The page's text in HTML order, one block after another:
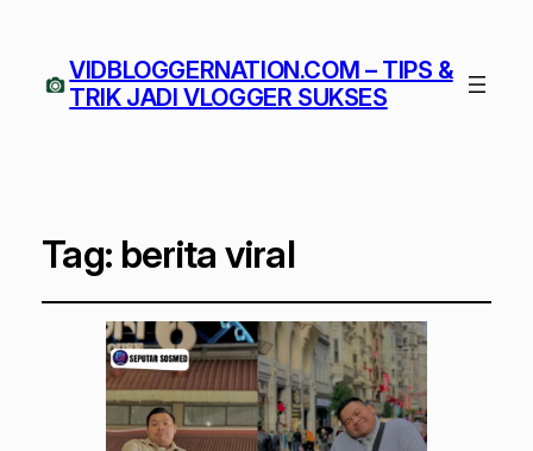
VIDBLOGGERNATION.COM – TIPS &
TRIK JADI VLOGGER SUKSES
Tag: berita viral